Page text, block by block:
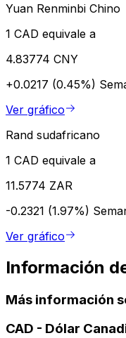
Yuan Renminbi Chino
1 CAD equivale a
4.83774 CNY
+0.0217 (0.45%)
Ver gráfico
Rand sudafricano
1 CAD equivale a
11.5774 ZAR
-0.2321 (1.97%)
Ver gráfico
Información
Más información
CAD - Dólar